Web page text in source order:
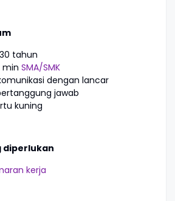
tahun
min SMA/SMK
dengan lancar
jawab
kuning
diperlukan
kerja